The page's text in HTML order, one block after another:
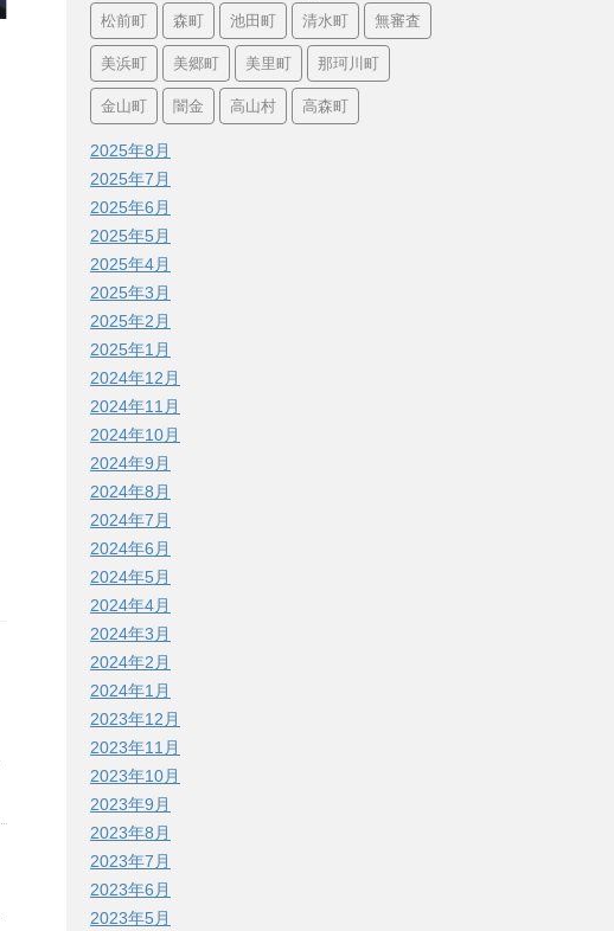
松前町 森町 池田町 清水町 無審査
美浜町 美郷町 美里町 那珂川町
金山町 闇金 高山村 高森町
2025年8月
2025年7月
2025年6月
2025年5月
2025年4月
2025年3月
2025年2月
2025年1月
2024年12月
2024年11月
2024年10月
2024年9月
2024年8月
2024年7月
2024年6月
2024年5月
2024年4月
2024年3月
2024年2月
2024年1月
2023年12月
2023年11月
2023年10月
2023年9月
2023年8月
2023年7月
2023年6月
2023年5月